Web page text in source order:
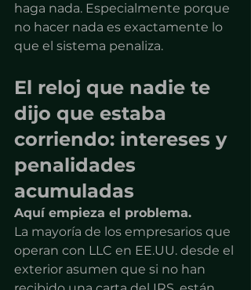
haga nada. Especialmente porque
no hacer nada es exactamente lo
que el sistema penaliza.
El reloj que nadie te
dijo que estaba
corriendo: intereses y
penalidades
acumuladas
Aquí empieza el problema.
La mayoría de los empresarios que
operan con LLC en EE.UU. desde el
exterior asumen que si no han